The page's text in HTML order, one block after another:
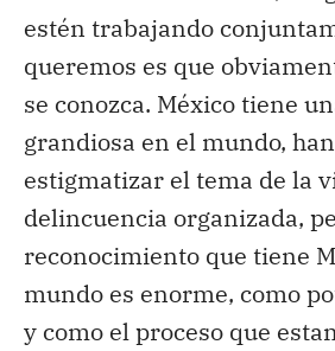
estén trabajando
queremos es que
se conozca. México tiene
grandiosa en el mundo,
estigmatizar el tema de la
delincuencia organizada,
reconocimiento que tiene
mundo es enorme, como
y como el proceso que